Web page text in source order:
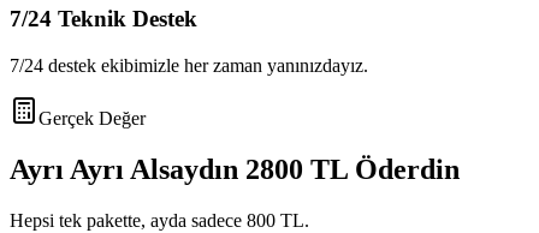
7/24 Teknik Destek
7/24 destek ekibimizle her zaman yanınızdayız.
Gerçek Değer
Ayrı Ayrı Alsaydın 2800 TL Öderdin
Hepsi tek pakette, ayda sadece 800 TL.